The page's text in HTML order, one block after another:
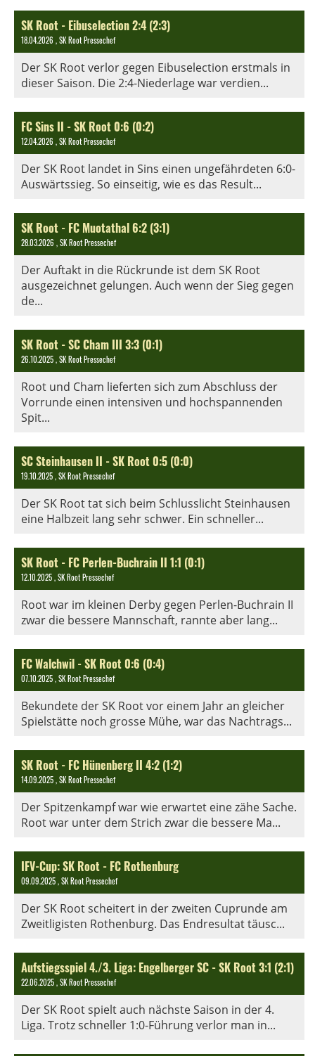
SK Root - Eibuselection 2:4 (2:3)
18.04.2026 , SK Root Pressechef
Der SK Root verlor gegen Eibuselection erstmals in
dieser Saison. Die 2:4-Niederlage war verdien...
FC Sins II - SK Root 0:6 (0:2)
12.04.2026 , SK Root Pressechef
Der SK Root landet in Sins einen ungefährdeten 6:0-
Auswärtssieg. So einseitig, wie es das Result...
SK Root - FC Muotathal 6:2 (3:1)
28.03.2026 , SK Root Pressechef
Der Auftakt in die Rückrunde ist dem SK Root
ausgezeichnet gelungen. Auch wenn der Sieg gegen
de...
SK Root - SC Cham III 3:3 (0:1)
26.10.2025, SK Root Pressechef
Root und Cham lieferten sich zum Abschluss der
Vorrunde einen intensiven und hochspannenden
Spit...
SC Steinhausen II - SK Root 0:5 (0:0)
19.10.2025, SK Root Pressechef
Der SK Root tat sich beim Schlusslicht Steinhausen
eine Halbzeit lang sehr schwer. Ein schneller...
SK Root - FC Perlen-Buchrain II 1:1 (0:1)
12.10.2025, SK Root Pressechef
Root war im kleinen Derby gegen Perlen-Buchrain II
zwar die bessere Mannschaft, rannte aber lang...
FC Walchwil - SK Root 0:6 (0:4)
07.10.2025, SK Root Pressechef
Bekundete der SK Root vor einem Jahr an gleicher
Spielstätte noch grosse Mühe, war das Nachtrags...
SK Root - FC Hünenberg II 4:2 (1:2)
14.09.2025, SK Root Pressechef
Der Spitzenkampf war wie erwartet eine zähe Sache.
Root war unter dem Strich zwar die bessere Ma...
IFV-Cup: SK Root - FC Rothenburg
09.09.2025, SK Root Pressechef
Der SK Root scheitert in der zweiten Cuprunde am
Zweitligisten Rothenburg. Das Endresultat täusc...
Aufstiegsspiel 4./3. Liga: Engelberger SC - SK Root 3:1 (2:1)
22.06.2025, SK Root Pressechef
Der SK Root spielt auch nächste Saison in der 4.
Liga. Trotz schneller 1:0-Führung verlor man in...